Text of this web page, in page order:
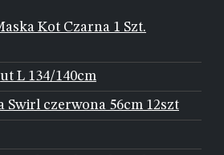
Kot Czarna 1 Szt.
L 134/140cm
Swirl czerwona 56cm 12szt